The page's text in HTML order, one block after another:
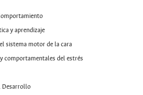
y aprendizaje
sistema motor de la cara
comportamentales del estrés
Desarrollo